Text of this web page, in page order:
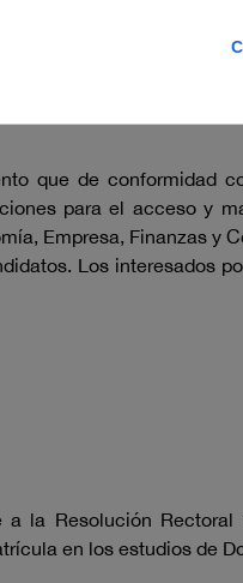
que de conformidad
para el acceso y
Empresa, Finanzas
Los interesados
a la Resolución
en los estudios de